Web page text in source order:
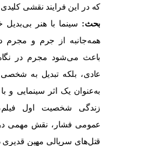
که در این فرایند نقشی کلیدی
بحث: سینما با هنر بی‌‌بدیل
همه‌‌جانبه از جرم و مجرم
باعث می‌‌شود مجرم در
عادی، بلکه تبدیل به شخصی
به‌‌عنوان یک اثر سینمایی و با
زندگی شخصیت اول
عمومی فشار، نقش مهمی در
قتل‌‌های سریالی مهین قدیری